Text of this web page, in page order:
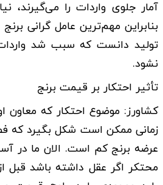
آمار جلوی واردات را می‌گیرند،
بنابراین مهم‌ترین عامل گرانی برنج
تولید دانست که سبب شد واردات
نشود.
تأثیر احتکار بر قیمت برنج
کشاورز: موضوع احتکار که معاون
زمانی ممکن است شکل بگیرد که
عرضه برنج کم است. الان ما در
محتکر اگر عقل داشته باشد قبل